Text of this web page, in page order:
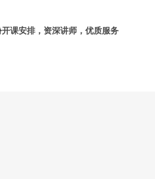
课安排，资深讲师，优质服务